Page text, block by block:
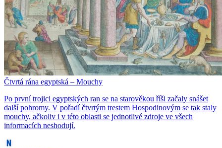
Čtvrtá rána egyptská – Mouchy
Po první trojici egyptských ran se na starověkou říši začaly snášet
další pohromy. V pořadí čtvrtým trestem Hospodinovým se tak staly
mouchy, ačkoliv i v této oblasti se jednotlivé zdroje ve všech
informacích neshodují.